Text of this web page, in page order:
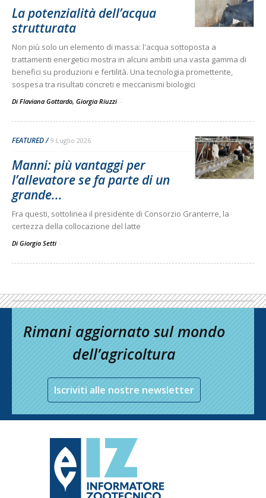
La potenzialità dell’acqua
strutturata
Non più solo un elemento di massa: l'acqua sottoposta a
trattamenti energetici mostra in alcuni ambiti una vasta gamma di
benefici su produzioni e fertilità. Una tecnologia promettente,
sospesa tra risultati concreti e meccanismi biologici
Di Flaviana Gottardo, Giorgia Riuzzi -
FEATURED 9 Luglio 2026
Manni: più vantaggi per
l’allevatore se fa parte di un
grande...
Fra questi, sottolinea il presidente di Consorzio Granterre, la
certezza della collocazione del latte
Di Giorgio Setti -
Rimani aggiornato sul mondo
dell’agricoltura
Iscriviti alle nostre newsletter